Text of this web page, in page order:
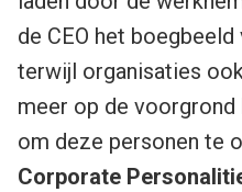
de CEO het
terwijl organisaties
meer op de voorgrond
om deze personen te
Corporate